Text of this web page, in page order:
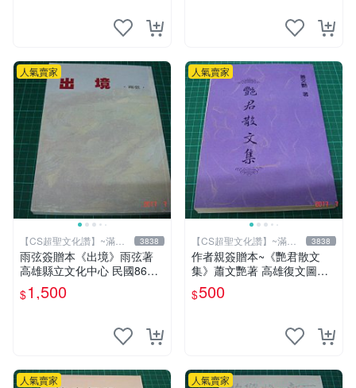
人氣賣家
【CS超聖文化讚】~滿千
元送運
3838
雨弦簽贈本《出境》雨弦著
高雄縣立文化中心 民國86年
出版 9成新 【CS超聖文化
讚】
$1,500
人氣賣家
【CS超聖文化讚】~滿千
元送運
3838
作者親簽贈本~《艷君散文
集》蕭文艷著 高雄復文圖書
1997年修訂版 【CS超聖文化
讚】
$500
人氣賣家 人氣賣家